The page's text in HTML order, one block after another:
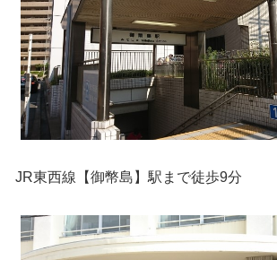
JR東西線【御幣島】駅まで徒歩9分